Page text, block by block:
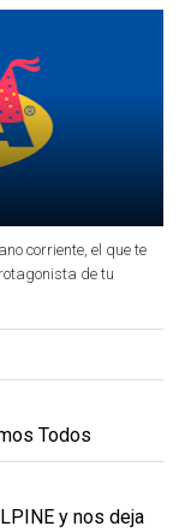
corriente, el que te
de tu
Todos
y nos deja